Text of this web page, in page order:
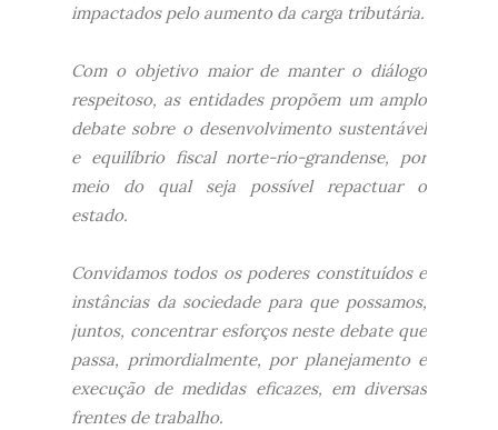
impactados pelo aumento da carga tributária.
Com o objetivo maior de manter o diálogo
respeitoso, as entidades propõem um amplo
debate sobre o desenvolvimento sustentável
e equilíbrio fiscal norte-rio-grandense, por
meio do qual seja possível repactuar o
estado.
Convidamos todos os poderes constituídos e
instâncias da sociedade para que possamos,
juntos, concentrar esforços neste debate que
passa, primordialmente, por planejamento e
execução de medidas eficazes, em diversas
frentes de trabalho.